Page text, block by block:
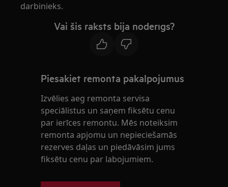
darbinieks.
Vai šis raksts bija noderīgs?
Piesakiet remonta pakalpojumus
Izvēlies aeg remonta servisa
speciālistus un saņem fiksētu cenu
par ierīces remontu. Mēs noteiksim
remonta apjomu un nepieciešamās
rezerves daļas un piedāvāsim jums
fiksētu cenu par labojumiem.